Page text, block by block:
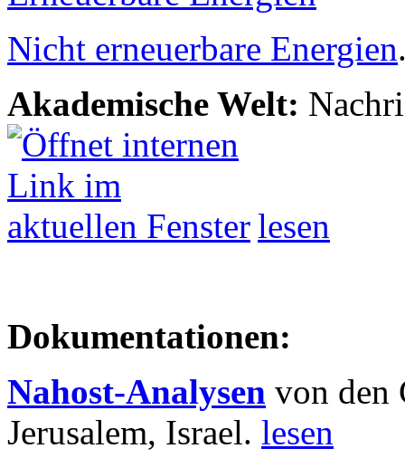
Nicht erneuerbare Energien
Akademische Welt:
lesen
Dokumentationen:
Nahost-Analysen von den
Jerusalem, Israel. lesen